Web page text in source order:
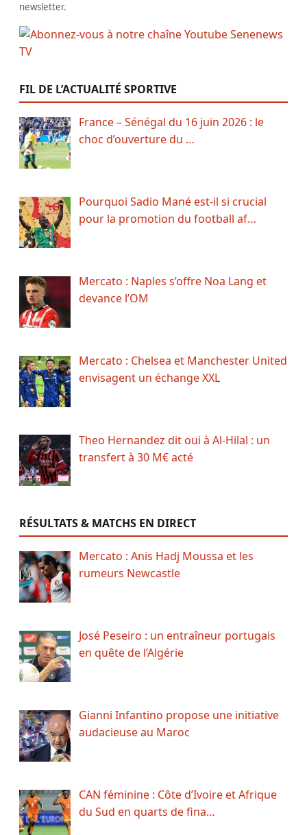
newsletter.
FIL DE L’ACTUALITÉ SPORTIVE
France – Sénégal du 16 juin 2026 : le
choc d’ouverture du …
Pourquoi Sadio Mané est-il si crucial
pour la promotion du football af…
Mercato : Naples s’offre Noa Lang et
devance l’OM
Mercato : Chelsea et Manchester United
envisagent un échange XXL
Theo Hernandez dit oui à Al-Hilal : un
transfert à 30 M€ acté
RÉSULTATS & MATCHS EN DIRECT
Mercato : Anis Hadj Moussa et les
rumeurs Newcastle
José Peseiro : un entraîneur portugais
en quête de l’Algérie
Gianni Infantino propose une initiative
audacieuse au Maroc
CAN féminine : Côte d’Ivoire et Afrique
du Sud en quarts de fina…